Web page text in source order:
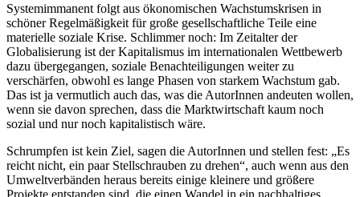
Systemimmanent folgt aus ökonomischen Wachstumskrisen in
schöner Regelmäßigkeit für große gesellschaftliche Teile eine
materielle soziale Krise. Schlimmer noch: Im Zeitalter der
Globalisierung ist der Kapitalismus im internationalen Wettbewerb
dazu übergegangen, soziale Benachteiligungen weiter zu
verschärfen, obwohl es lange Phasen von starkem Wachstum gab.
Das ist ja vermutlich auch das, was die AutorInnen andeuten wollen,
wenn sie davon sprechen, dass die Marktwirtschaft kaum noch
sozial und nur noch kapitalistisch wäre.
Schrumpfen ist kein Ziel, sagen die AutorInnen und stellen fest: „Es
reicht nicht, ein paar Stellschrauben zu drehen“, auch wenn aus den
Umweltverbänden heraus bereits einige kleinere und größere
Projekte entstanden sind, die einen Wandel in ein nachhaltiges